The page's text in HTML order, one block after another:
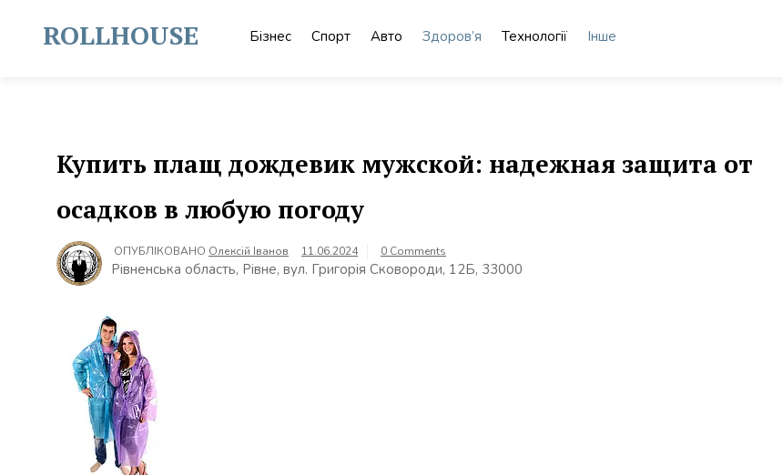
contentROLLHOUSE Бізнес Спорт Авто Здоров’я Технології Інше
Купить плащ дождевик мужской: надежная защита от
осадков в любую погоду
ОПУБЛІКОВАНО Олексій Іванов 11.06.2024 0 Comments
Рівненська область, Рівне, вул. Григорія Сковороди, 12Б, 33000